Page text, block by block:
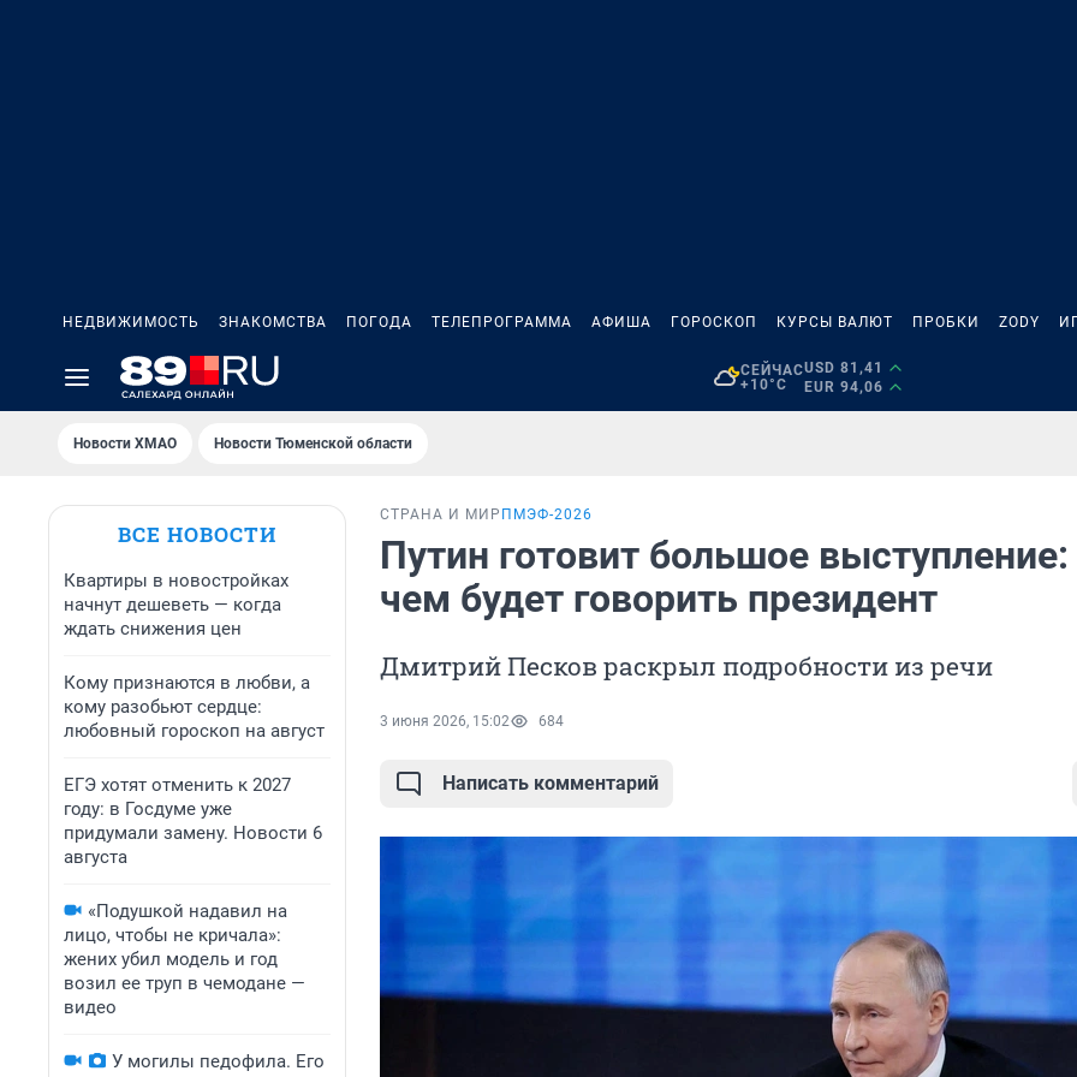
НЕДВИЖИМОСТЬ ЗНАКОМСТВА ПОГОДА ТЕЛЕПРОГРАММА АФИША ГОРОСКОП КУРСЫ ВАЛЮТ ПРОБКИ ZODY
СЕЙЧАС
+10°C
USD 81,41
EUR 94,06
Новости ХМАО Новости Тюменской области
ВСЕ НОВОСТИ
Квартиры в новостройках
начнут дешеветь — когда
ждать снижения цен
Кому признаются в любви, а
кому разобьют сердце:
любовный гороскоп на август
ЕГЭ хотят отменить к 2027
году: в Госдуме уже
придумали замену. Новости 6
августа
«Подушкой надавил на
лицо, чтобы не кричала»:
жених убил модель и год
возил ее труп в чемодане —
видео
У могилы педофила. Его
СТРАНА И МИР ПМЭФ-2026
Путин готовит большое выступление:
чем будет говорить президент
Дмитрий Песков раскрыл подробности из речи
3 июня 2026, 15:02 684
Написать комментарий